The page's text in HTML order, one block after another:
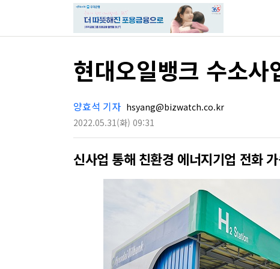
현대오일뱅크 수소
양효석 기자 hsyang@bizwatch.co.kr
2022.05.31(화) 09:31
신사업 통해 친환경 에너지기업 전화